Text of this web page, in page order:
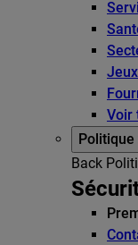
Jeux
Voir
Back